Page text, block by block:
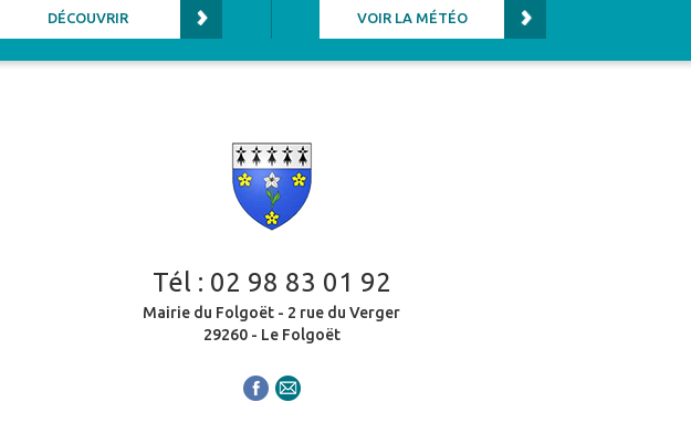
DÉCOUVRIR VOIR LA MÉTÉO
Tél : 02 98 83 01 92
Mairie du Folgoët - 2 rue du Verger
29260 - Le Folgoët